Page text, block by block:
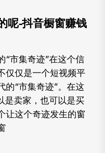
呢-抖音橱窗赚钱
“市集奇迹”在这个信
仅仅是一个短视频平
的“市集奇迹”。在这
是卖家，也可以是买
让这个奇迹发生的窗